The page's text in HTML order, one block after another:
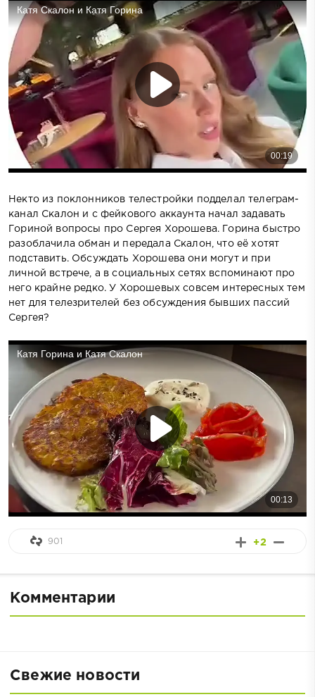
Некто из поклонников телестройки подделал телеграм-
канал Скалон и с фейкового аккаунта начал задавать
Гориной вопросы про Сергея Хорошева. Горина быстро
разоблачила обман и передала Скалон, что её хотят
подставить. Обсуждать Хорошева они могут и при
личной встрече, а в социальных сетях вспоминают про
него крайне редко. У Хорошевых совсем интересных тем
нет для телезрителей без обсуждения бывших пассий
Сергея?
+2
901
Комментарии
Свежие новости